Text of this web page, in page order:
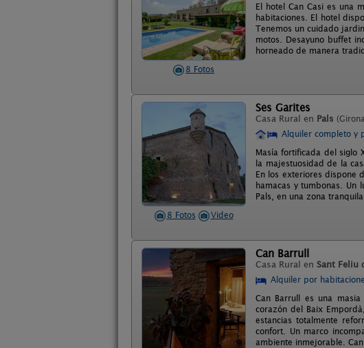
8 Fotos
El hotel Can Casi es una
habitaciones. El hotel
Tenemos un cuidado
motos. Desayuno buffet
horneado de manera
8 Fotos Video
Ses Garites
Casa Rural en Pals
Alquiler completo y
Masía fortificada del siglo
la majestuosidad de la
En los exteriores dispone
hamacas y tumbonas.
Pals, en una zona tranquila
Can Barrull
Casa Rural en Sant Feliu
Alquiler por
Can Barrull es una
corazón del Baix
estancias totalmente
confort. Un marco
ambiente inmejorable.